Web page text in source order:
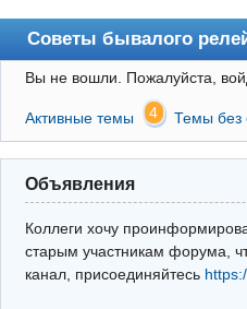
Советы бывалого
Форум
Правила
Поиск
Регистрация
Архив
Вы не вошли. Пожалуйста,
Активные темы 4 Темы без
Объявления
Коллеги хочу
старым участникам форума,
канал, присоединяйтесь